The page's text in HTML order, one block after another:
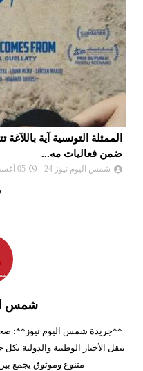
الممثلة التونسية آية
ضمن فعاليات مه...
شمس اليوم نيوز 24 05 أغسطس 2026
شمس
**جريدة شمس اليوم نيوز**:
تنقل الأخبار الوطنية والدولية
متنوع وموثوق يجمع